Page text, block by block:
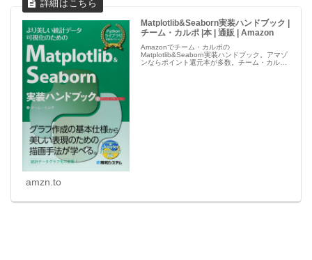
Matplotlib&Seaborn実装ハンドブック |
チーム・カルポ |本 | 通販 | Amazon
Amazonでチーム・カルポの
Matplotlib&Seaborn実装ハンドブック。アマゾ
ンならポイント還元本が多数。チーム・カルポ
amzn.to